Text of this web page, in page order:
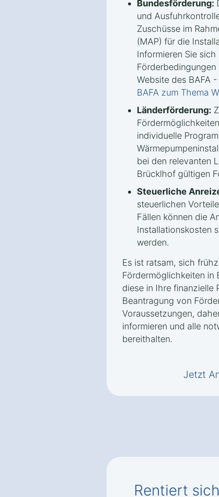
Bundesförderung:
und
Zuschüsse im
(MAP) für die
Informieren Sie
Website des BAFA
BAFA zum Thema
Länderförderung:
individuelle
bei den relevanten
Brücklhof gültigen
Steuerliche
steuerlichen
Fällen können die
Installationskosten
werden.
Es ist ratsam, sich
Fördermöglichkeiten in
diese in Ihre finanzielle
Beantragung von
Voraussetzungen,
informieren und alle
bereithalten.
Jetzt
Rentiert